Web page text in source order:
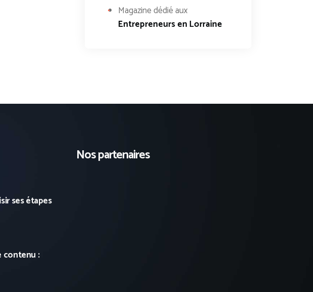
Magazine dédié aux
Entrepreneurs en Lorraine
ses étapes
contenu :
Nos partenaires